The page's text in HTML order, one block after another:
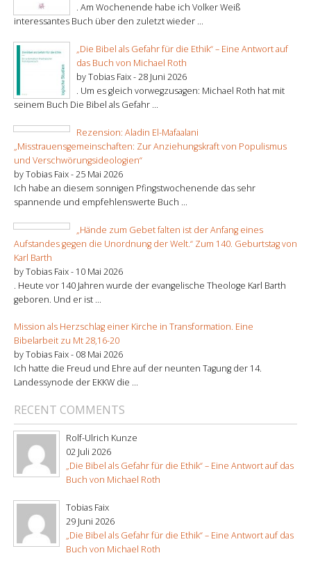
. Am Wochenende habe ich Volker Weiß
interessantes Buch über den zuletzt wieder ...
„Die Bibel als Gefahr für die Ethik“ – Eine Antwort auf
das Buch von Michael Roth
by Tobias Faix -28 Juni 2026
. Um es gleich vorwegzusagen: Michael Roth hat mit
seinem Buch Die Bibel als Gefahr ...
Rezension: Aladin El-Mafaalani
„Misstrauensgemeinschaften: Zur Anziehungskraft von Populismus
und Verschwörungsideologien“
by Tobias Faix -25 Mai 2026
Ich habe an diesem sonnigen Pfingstwochenende das sehr
spannende und empfehlenswerte Buch ...
„Hände zum Gebet falten ist der Anfang eines
Aufstandes gegen die Unordnung der Welt.“ Zum 140. Geburtstag von
Karl Barth
by Tobias Faix - 10 Mai 2026
. Heute vor 140 Jahren wurde der evangelische Theologe Karl Barth
geboren. Und er ist ...
Mission als Herzschlag einer Kirche in Transformation. Eine
Bibelarbeit zu Mt 28,16-20
by Tobias Faix - 08 Mai 2026
Ich hatte die Freud und Ehre auf der neunten Tagung der 14.
Landessynode der EKKW die ...
RECENT COMMENTS
Rolf-Ulrich Kunze
02 Juli 2026
„Die Bibel als Gefahr für die Ethik“ – Eine Antwort auf das
Buch von Michael Roth
Tobias Faix
29 Juni 2026
„Die Bibel als Gefahr für die Ethik“ – Eine Antwort auf das
Buch von Michael Roth